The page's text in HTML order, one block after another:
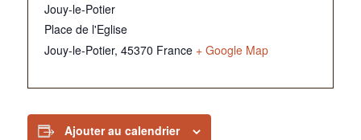
Jouy-le-Potier
Place de l'Eglise
Jouy-le-Potier, 45370 France + Google Map
Ajouter au calendrier